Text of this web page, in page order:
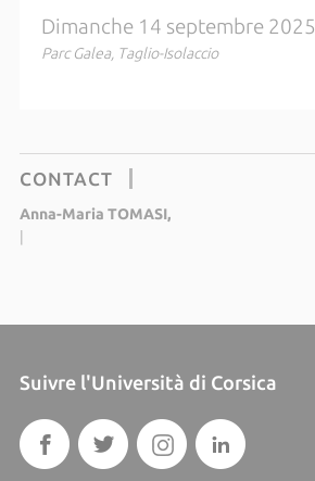
Dimanche 14 septembre 2025
Parc Galea, Taglio-Isolaccio
CONTACT
Anna-Maria TOMASI,
Suivre l'Università di Corsica